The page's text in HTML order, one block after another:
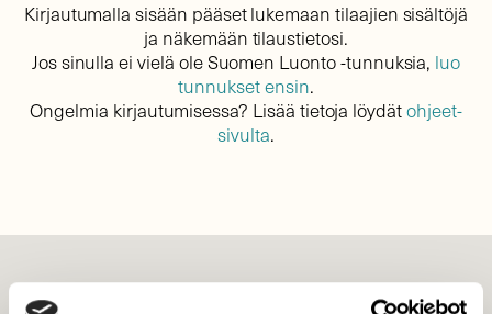
Kirjautumalla sisään pääset lukemaan tilaajien sisältöjä
ja näkemään tilaustietosi.
Jos sinulla ei vielä ole Suomen Luonto -tunnuksia, luo
tunnukset ensin.
Ongelmia kirjautumisessa? Lisää tietoja löydätohjeet-
sivulta.